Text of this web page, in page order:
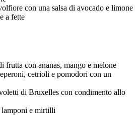
con una salsa di avocado e limone
a fette
frutta con ananas, mango e melone
cetrioli e pomodori con un
di Bruxelles con condimento allo
e mirtilli